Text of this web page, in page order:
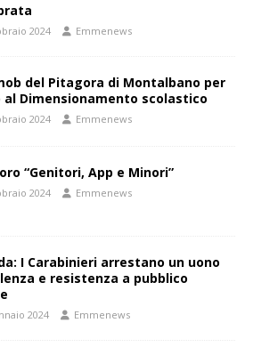
2024 Emmenews
del Pitagora di Montalbano per
al Dimensionamento scolastico
2024 Emmenews
“Genitori, App e Minori”
2024 Emmenews
I Carabinieri arrestano un uono
e resistenza a pubblico
2024 Emmenews